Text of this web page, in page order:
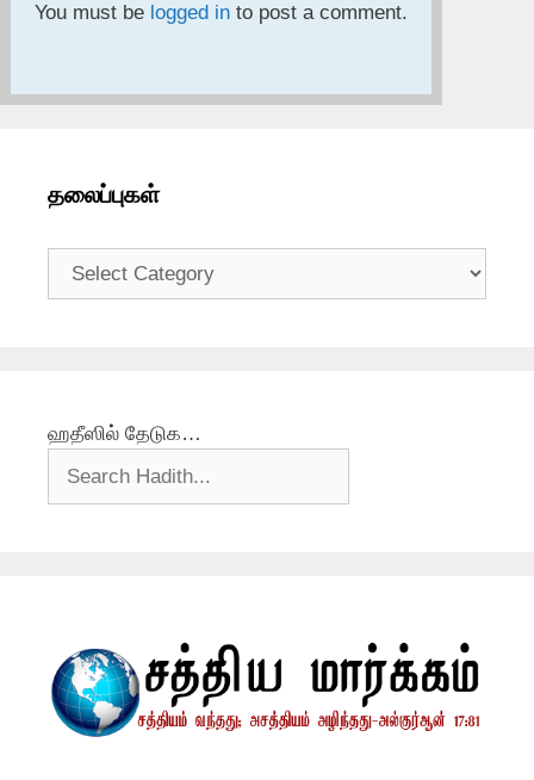
You must be logged in to post a comment.
தலைப்புகள்
தலைப்புகள்
ஹதீஸில் தேடுக…